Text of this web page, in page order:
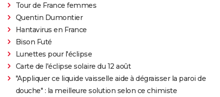
Tour de France femmes
Quentin Dumontier
Hantavirus en France
Bison Futé
Lunettes pour l'éclipse
Carte de l'éclipse solaire du 12 août
"Appliquer ce liquide vaisselle aide à dégraisser la paroi de
douche" : la meilleure solution selon ce chimiste